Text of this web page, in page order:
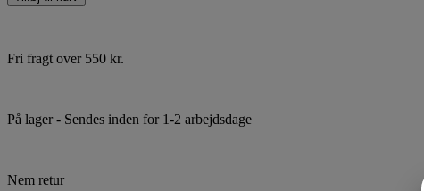
Fri fragt over 550 kr.
På lager- Sendes inden for 1-2 arbejdsdage
Nem retur